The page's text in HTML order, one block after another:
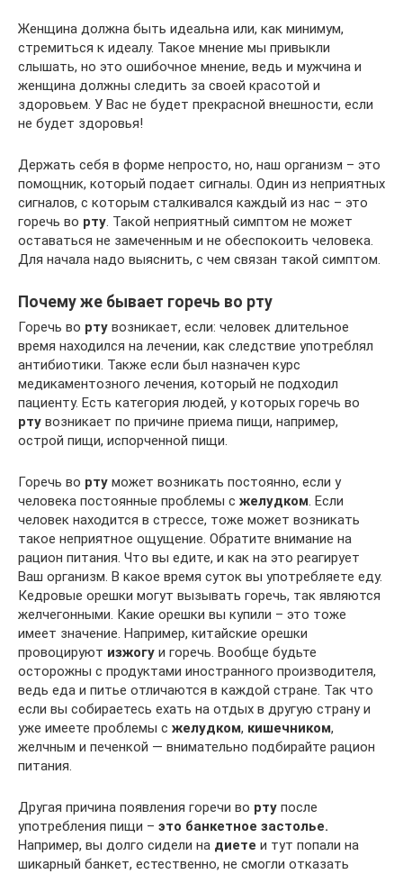
Женщина должна быть идеальна или, как минимум,
стремиться к идеалу. Такое мнение мы привыкли
слышать, но это ошибочное мнение, ведь и мужчина и
женщина должны следить за своей красотой и
здоровьем. У Вас не будет прекрасной внешности, если
не будет здоровья!
Держать себя в форме непросто, но, наш организм – это
помощник, который подает сигналы. Один из неприятных
сигналов, с которым сталкивался каждый из нас – это
горечь во рту. Такой неприятный симптом не может
оставаться не замеченным и не обеспокоить человека.
Для начала надо выяснить, с чем связан такой симптом.
Почему же бывает горечь во рту
Горечь во рту возникает, если: человек длительное
время находился на лечении, как следствие употреблял
антибиотики. Также если был назначен курс
медикаментозного лечения, который не подходил
пациенту. Есть категория людей, у которых горечь во
рту возникает по причине приема пищи, например,
острой пищи, испорченной пищи.
Горечь во рту может возникать постоянно, если у
человека постоянные проблемы с желудком. Если
человек находится в стрессе, тоже может возникать
такое неприятное ощущение. Обратите внимание на
рацион питания. Что вы едите, и как на это реагирует
Ваш организм. В какое время суток вы употребляете еду.
Кедровые орешки могут вызывать горечь, так являются
желчегонными. Какие орешки вы купили – это тоже
имеет значение. Например, китайские орешки
провоцируют изжогу и горечь. Вообще будьте
осторожны с продуктами иностранного производителя,
ведь еда и питье отличаются в каждой стране. Так что
если вы собираетесь ехать на отдых в другую страну и
уже имеете проблемы с желудком, кишечником,
желчным и печенкой — внимательно подбирайте рацион
питания.
Другая причина появления горечи во рту после
употребления пищи – это банкетное застолье.
Например, вы долго сидели на диете и тут попали на
шикарный банкет, естественно, не смогли отказать